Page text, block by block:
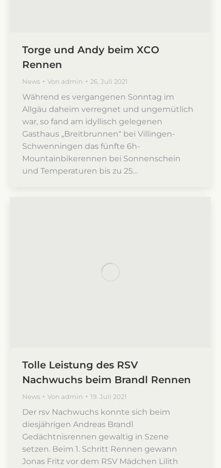
Torge und Andy beim XCO
Rennen
News Von admin 26. Juli 2021
Während es vergangenen Sonntag im
Allgäu daheim verregnet und ungemütlich
war, so fand am idyllisch gelegenen
Gasthaus „Breitbrunnen“ bei Villingen-
Schwenningen das fünfte 6h-
Mountainbikerennen bei Sonnenschein
und Temperaturen bis zu 25…
Tolle Leistung des RSV
Nachwuchs beim Brandl Rennen
News Von admin 19. Juli 2021
Der rsv Nachwuchs konnte sich beim
diesjährigen Andreas Brandl
Gedächtnisrennen gewaltig in Szene
setzen. Beim 1. Schritt Rennen gewann
Jonas Fritz vor dem RSV Mädchen Lilith